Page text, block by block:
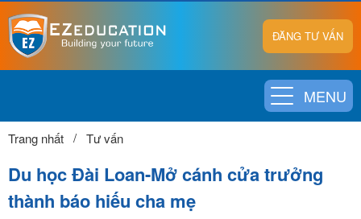
ĐĂNG TƯ VẤN
MENU
Trang nhất Tư vấn
Du học Đài Loan-Mở cánh cửa trưởng
thành báo hiếu cha mẹ